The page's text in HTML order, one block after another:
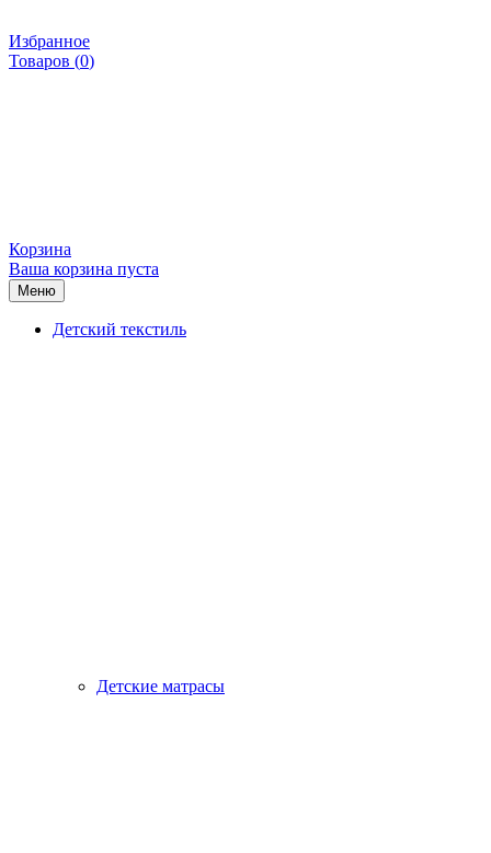
Избранное
Товаров (0)
Корзина
Ваша корзина пуста
Меню
Детский текстиль
Детские матрасы